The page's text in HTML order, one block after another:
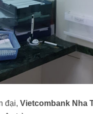
đại, Vietcombank Nha